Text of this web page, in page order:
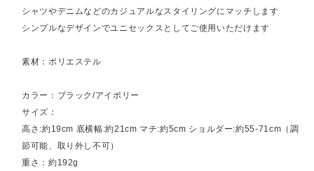
シャツやデニムなどのカジュアルなスタイリングにマッチします
シンプルなデザインでユニセックスとしてご使用いただけます
素材：ポリエステル
カラー：ブラック/アイボリー
サイズ：
高さ:約19cm 底横幅:約21cm マチ:約5cm ショルダー:約55-71cm（調
節可能、取り外し不可）
重さ：約192g